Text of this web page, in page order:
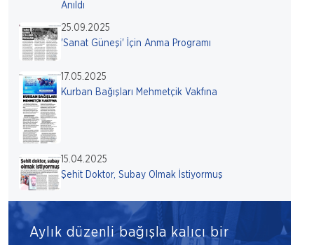
Anıldı
25.09.2025
'Sanat Güneşi' İçin Anma Programı
17.05.2025
Kurban Bağışları Mehmetçik Vakfına
15.04.2025
Şehit Doktor, Subay Olmak İstiyormuş
Aylık düzenli bağışla kalıcı bir